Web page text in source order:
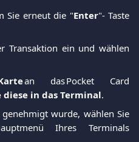
Sie erneut die "Enter"- Taste
Transaktion ein und wählen
an das Pocket Card
diese in das Terminal.
wurde, wählen Sie
Ihres Terminals